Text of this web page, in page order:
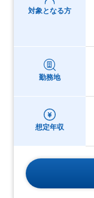
対象となる方
勤務地
想定年収